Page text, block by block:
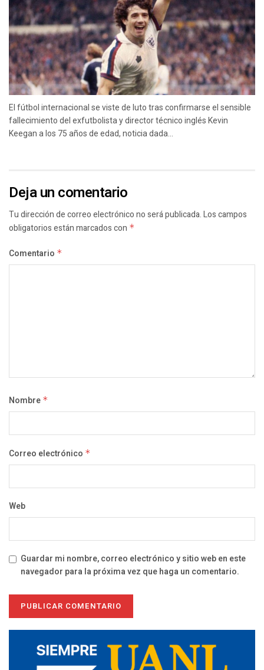
El fútbol internacional se viste de luto tras confirmarse el sensible
fallecimiento del exfutbolista y director técnico inglés Kevin
Keegan a los 75 años de edad, noticia dada...
Deja un comentario
Tu dirección de correo electrónico no será publicada.Los campos
obligatorios están marcados con *
Comentario *
Nombre *
Correo electrónico *
Web
Guardar mi nombre, correo electrónico y sitio web en este
navegador para la próxima vez que haga un comentario.